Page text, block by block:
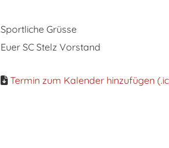
Sportliche Grüsse
Euer SC Stelz Vorstand
Termin zum Kalender hinzufügen